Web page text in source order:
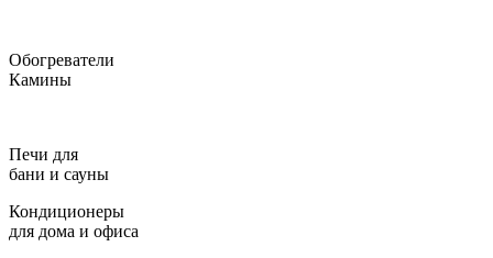
Обогреватели
Камины
Печи для
бани и сауны
Кондиционеры
для дома и офиса